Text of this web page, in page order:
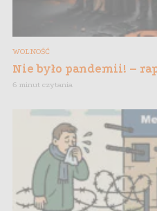
WOLNOŚĆ
Nie było pandemii! –
6 minut czytania